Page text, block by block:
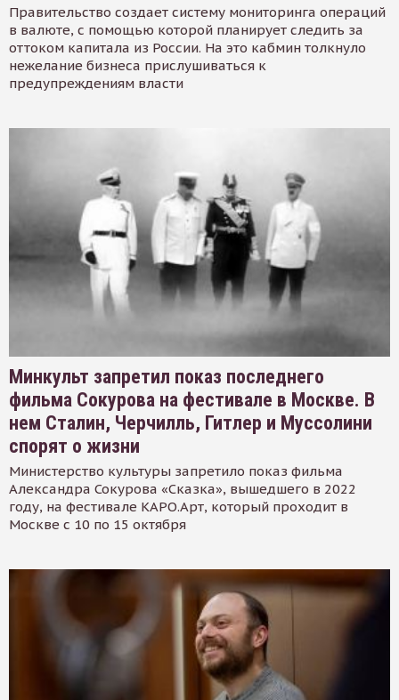
Правительство создает систему мониторинга операций
в валюте, с помощью которой планирует следить за
оттоком капитала из России. На это кабмин толкнуло
нежелание бизнеса прислушиваться к
предупреждениям власти
Минкульт запретил показ последнего
фильма Сокурова на фестивале в Москве. В
нем Сталин, Черчилль, Гитлер и Муссолини
спорят о жизни
Министерство культуры запретило показ фильма
Александра Сокурова «Сказка», вышедшего в 2022
году, на фестивале КАРО.Арт, который проходит в
Москве с 10 по 15 октября